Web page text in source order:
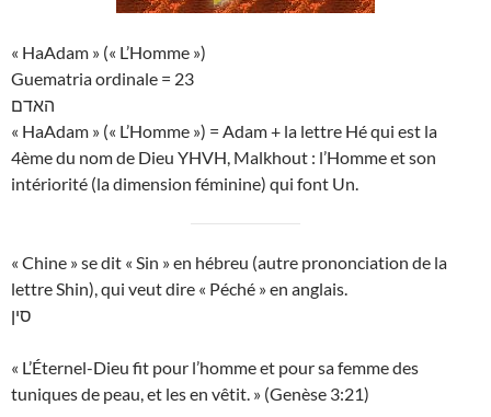
« HaAdam » (« L’Homme »)
Guematria ordinale = 23
האדם
« HaAdam » (« L’Homme ») = Adam + la lettre Hé qui est la
4ème du nom de Dieu YHVH, Malkhout : l’Homme et son
intériorité (la dimension féminine) qui font Un.
« Chine » se dit « Sin » en hébreu (autre prononciation de la
lettre Shin), qui veut dire « Péché » en anglais.
סין
« L’Éternel-Dieu fit pour l’homme et pour sa femme des
tuniques de peau, et les en vêtit. » (Genèse 3:21)